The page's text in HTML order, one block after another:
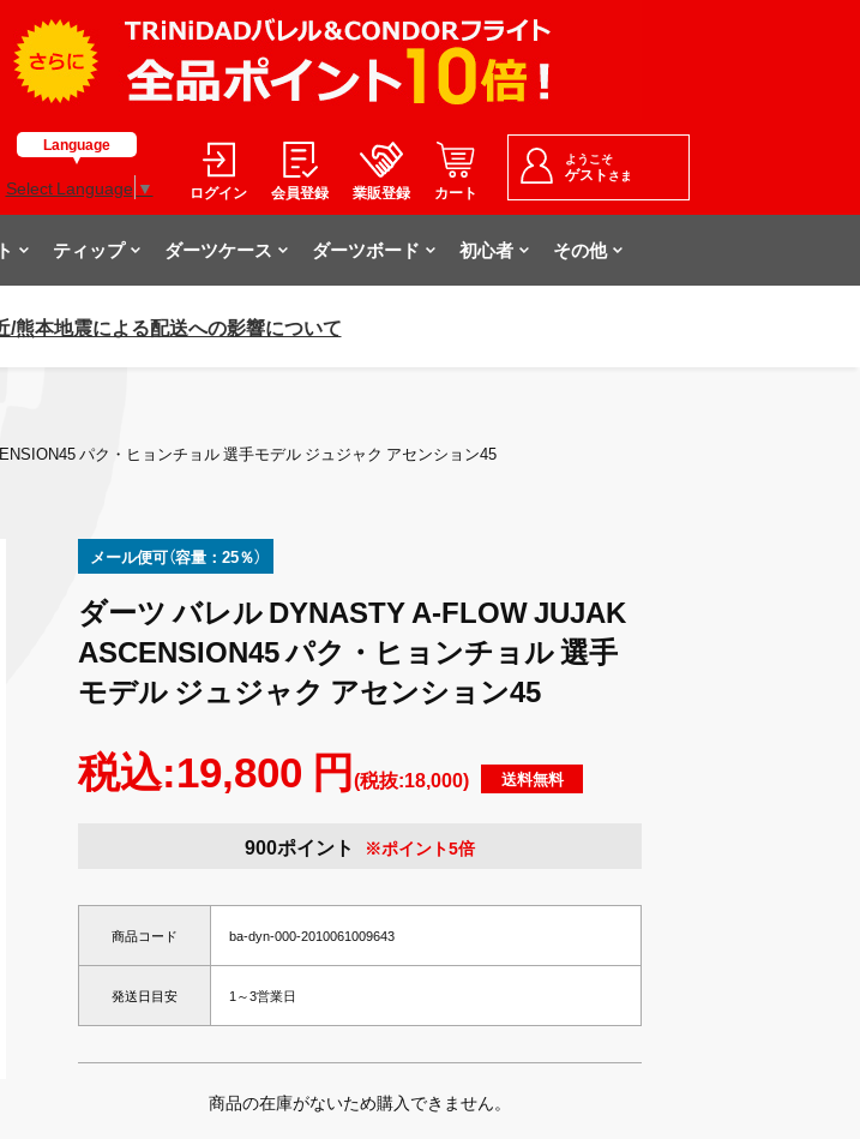
Language
Select Language ▼ ログイン 会員登録 業販登録 カート
ようこそ
ゲスト さま
ティップ ダーツケース ダーツボード 初心者 その他
/熊本地震による配送への影響について
パク・ヒョンチョル 選手モデル ジュジャク アセンション45
メール便可（容量：25％）
ダーツ バレル DYNASTY A-FLOW JUJAK
ASCENSION45 パク・ヒョンチョル 選手
モデル ジュジャク アセンション45
税込:19,800 円(税抜:18,000) 送料無料
900ポイント ※ポイント5倍
商品コード ba-dyn-000-2010061009643
発送日目安 1～3営業日
商品の在庫がないため購入できません。